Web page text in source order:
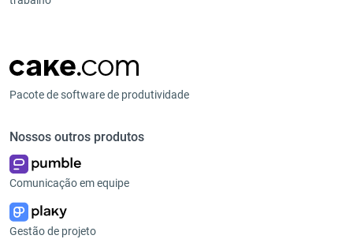
Pacote de software de produtividade
Nossos outros produtos
Comunicação em equipe
Gestão de projeto